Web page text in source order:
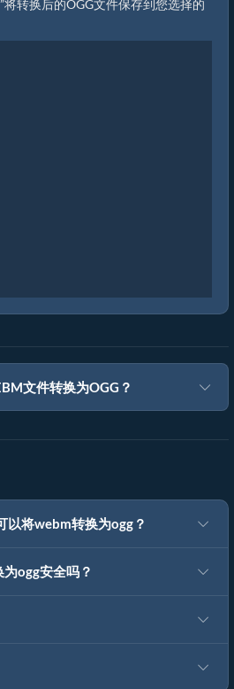
将转换后的OGG文件保存到您选择的
文件转换为OGG？
以将webm转换为ogg？
ogg安全吗？